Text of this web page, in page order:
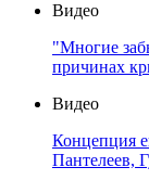
Видео
"Многие
причинах
Видео
Концепция
Пантелеев,